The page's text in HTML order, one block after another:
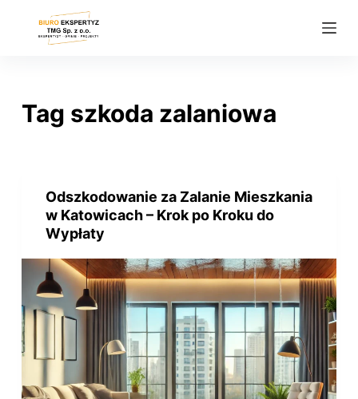
Tag szkoda zalaniowa
Odszkodowanie za Zalanie Mieszkania
w Katowicach – Krok po Kroku do
Wypłaty